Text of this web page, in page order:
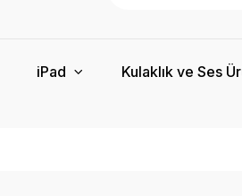
iPad Kulaklık ve Ses